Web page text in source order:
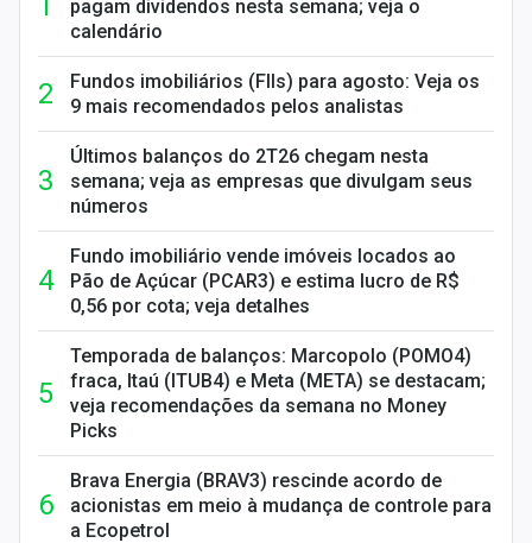
pagam dividendos nesta semana; veja o
calendário
Fundos imobiliários (FIIs) para agosto: Veja os
9 mais recomendados pelos analistas
Últimos balanços do 2T26 chegam nesta
semana; veja as empresas que divulgam seus
números
Fundo imobiliário vende imóveis locados ao
Pão de Açúcar (PCAR3) e estima lucro de R$
0,56 por cota; veja detalhes
Temporada de balanços: Marcopolo (POMO4)
fraca, Itaú (ITUB4) e Meta (META) se destacam;
veja recomendações da semana no Money
Picks
Brava Energia (BRAV3) rescinde acordo de
acionistas em meio à mudança de controle para
a Ecopetrol